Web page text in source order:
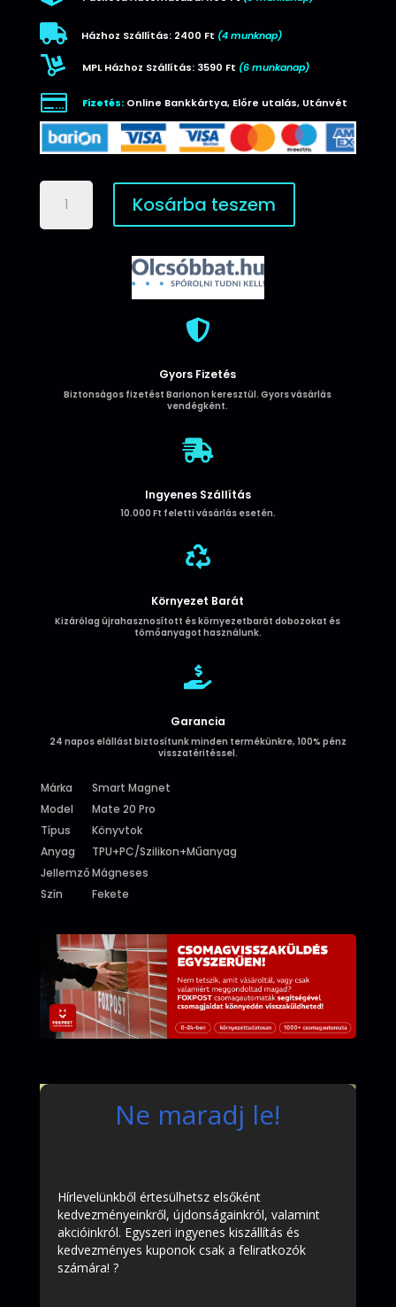
 Házhoz Szállítás: 2400 Ft (4 munknap)
 MPL Házhoz Szállítás: 3590 Ft (6 munkanap)
 Fizetés:Online Bankkártya, Előre utalás, Utánvét
Huawei
Mate
20
Kosárba teszem

Gyors Fizetés
Biztonságos fizetést Barionon keresztül. Gyors vásárlás
vendégként.

Ingyenes Szállítás
10.000 Ft feletti vásárlás esetén.

Környezet Barát
Kizárólag újrahasznosított és környezetbarát dobozokat és
tömőanyagot használunk.

Garancia
24 napos elállást biztosítunk minden termékünkre, 100% pénz
visszatéritéssel.
Márka
Smart Magnet
Model
Mate 20 Pro
Típus
Könyvtok
Anyag
TPU+PC/Szilikon+Műanyag
JellemzőMágneses
Szín
Fekete
Ne maradj le!
Hírlevelünkből értesülhetsz elsőként
kedvezményeinkről, újdonságainkról, valamint
akcióinkról. Egyszeri ingyenes kiszállítás és
kedvezményes kuponok csak a feliratkozók
számára! ?